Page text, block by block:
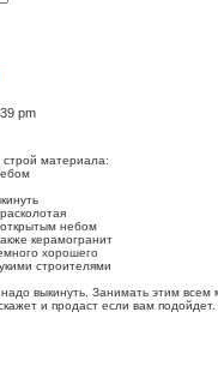
pm
строй материала:
открытым небом
керамогранит
хорошего
строителями
выкинуть. Занимать этим всем
и продаст если вам